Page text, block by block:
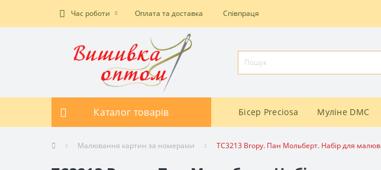
Час роботи Оплата та доставка Співпраця
Каталог товарів Бісер Preciosa Муліне DMC
Малювання картин за номерами TC3213 Вгору. Пан Мольберт. Набір для